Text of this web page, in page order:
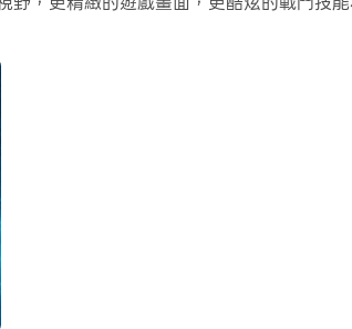
!
雙陸棋遊戲適合初學者，可讓您在
戲的複古外觀。在這裡，我們幫助您輕鬆
您想要具有玩家統計資料和最具挑戰性